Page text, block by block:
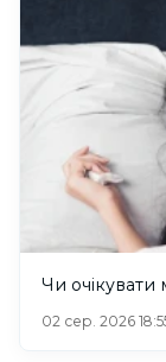
Чи очікувати
02 сер. 2026